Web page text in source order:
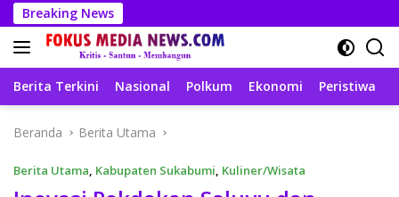
Langsung
ke
konten
Breaking News
Berita Terkini Nasional Polkum Ekonomi Peristiwa
Beranda Berita Utama
Berita Utama, Kabupaten Sukabumi, Kuliner/Wisata